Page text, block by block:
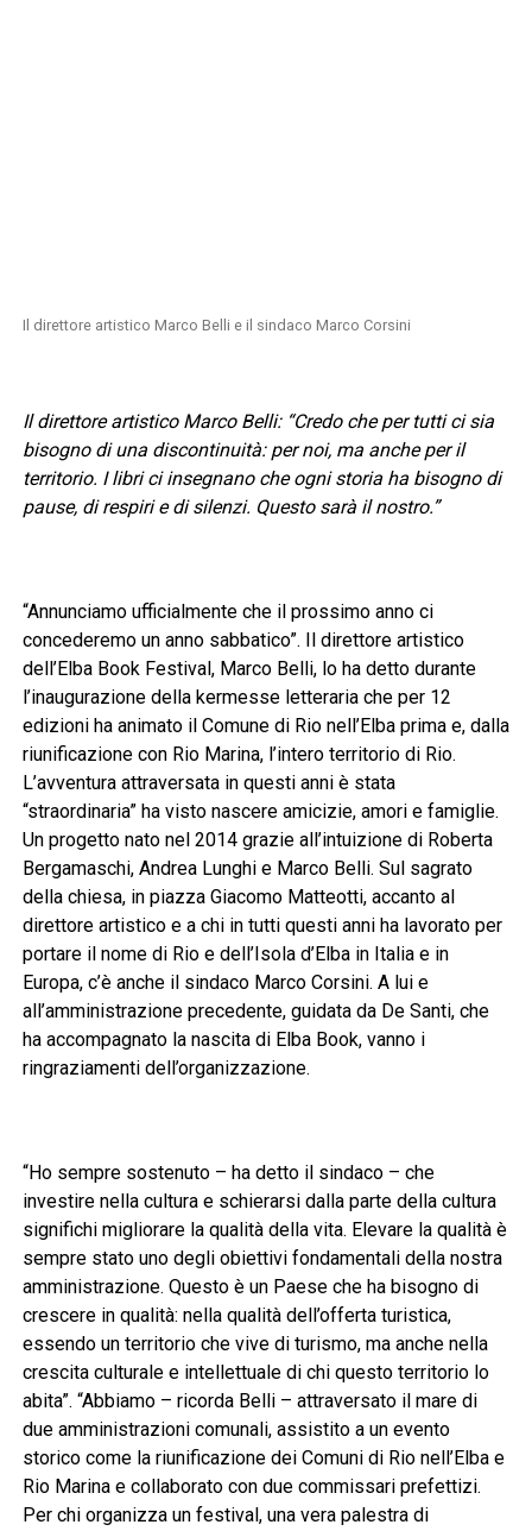
Il direttore artistico Marco Belli e il sindaco Marco Corsini
Il direttore artistico Marco Belli: “Credo che per tutti ci sia
bisogno di una discontinuità: per noi, ma anche per il
territorio. I libri ci insegnano che ogni storia ha bisogno di
pause, di respiri e di silenzi. Questo sarà il nostro.”
“Annunciamo ufficialmente che il prossimo anno ci
concederemo un anno sabbatico”. Il direttore artistico
dell’Elba Book Festival, Marco Belli, lo ha detto durante
l’inaugurazione della kermesse letteraria che per 12
edizioni ha animato il Comune di Rio nell’Elba prima e, dalla
riunificazione con Rio Marina, l’intero territorio di Rio.
L’avventura attraversata in questi anni è stata
“straordinaria” ha visto nascere amicizie, amori e famiglie.
Un progetto nato nel 2014 grazie all’intuizione di Roberta
Bergamaschi, Andrea Lunghi e Marco Belli. Sul sagrato
della chiesa, in piazza Giacomo Matteotti, accanto al
direttore artistico e a chi in tutti questi anni ha lavorato per
portare il nome di Rio e dell’Isola d’Elba in Italia e in
Europa, c’è anche il sindaco Marco Corsini. A lui e
all’amministrazione precedente, guidata da De Santi, che
ha accompagnato la nascita di Elba Book, vanno i
ringraziamenti dell’organizzazione.
“Ho sempre sostenuto – ha detto il sindaco – che
investire nella cultura e schierarsi dalla parte della cultura
significhi migliorare la qualità della vita. Elevare la qualità è
sempre stato uno degli obiettivi fondamentali della nostra
amministrazione. Questo è un Paese che ha bisogno di
crescere in qualità: nella qualità dell’offerta turistica,
essendo un territorio che vive di turismo, ma anche nella
crescita culturale e intellettuale di chi questo territorio lo
abita”. “Abbiamo – ricorda Belli – attraversato il mare di
due amministrazioni comunali, assistito a un evento
storico come la riunificazione dei Comuni di Rio nell’Elba e
Rio Marina e collaborato con due commissari prefettizi.
Per chi organizza un festival, una vera palestra di